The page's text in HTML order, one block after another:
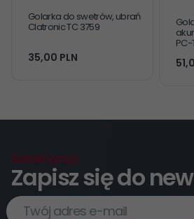
Golarka do swetrów, ubrań
Clatronic TC 3759
35,00 PLN
PC-
51,
Subskrypcja
Zapisz się do
Twój adres e-mail